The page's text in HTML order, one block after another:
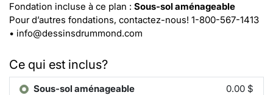
Fondation incluse à ce plan : Sous-sol aménageable
Pour d’autres fondations, contactez-nous! 1-800-567-1413
• info@dessinsdrummond.com
Ce qui est inclus?
Sous-sol aménageable 0.00 $